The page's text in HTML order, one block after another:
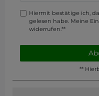
Hiermit bestätige ich,
gelesen habe. Meine
widerrufen.**
**